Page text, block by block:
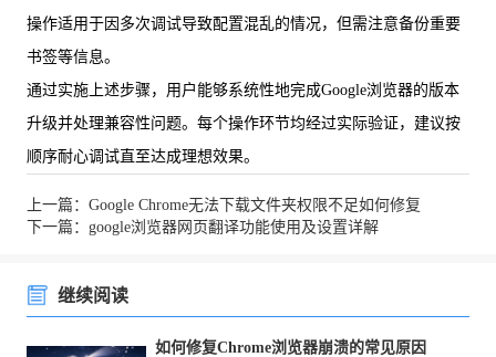
操作适用于因多次调试导致配置混乱的情况，但需注意备份重要
书签等信息。
通过实施上述步骤，用户能够系统性地完成Google浏览器的版本
升级并处理兼容性问题。每个操作环节均经过实际验证，建议按
顺序耐心调试直至达成理想效果。
上一篇：Google Chrome无法下载文件夹权限不足如何修复
下一篇：google浏览器网页翻译功能使用及设置详解
继续阅读
如何修复Chrome浏览器崩溃的常见原因